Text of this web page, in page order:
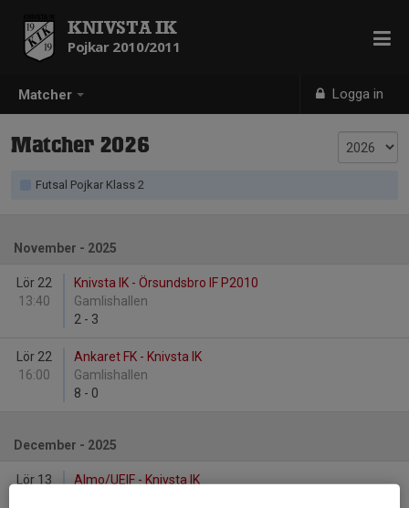
Matcher Logga in
KNIVSTA IK
Pojkar 2010/2011
Matcher 2026
Futsal Pojkar Klass 2
November - 2025
Lör 22
13:40
Knivsta IK - Örsundsbro IF P2010
Gamlishallen
2 - 3
Lör 22
16:00
Ankaret FK - Knivsta IK
Gamlishallen
8 - 0
December - 2025
Lör 13
Almo/UEIF - Knivsta IK